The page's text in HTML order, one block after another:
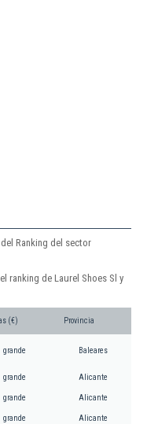
Ranking del sector
ranking de Laurel Shoes Sl y
(€) Provincia
grande Baleares
grande Alicante
grande Alicante
grande Alicante